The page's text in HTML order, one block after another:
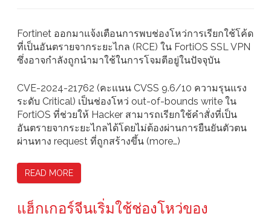
Fortinet ออกมาแจ้งเตือนการพบช่องโหว่การเรียกใช้โค้ด
ที่เป็นอันตรายจากระยะไกล (RCE) ใน FortiOS SSL VPN
ซึ่งอาจกำลังถูกนำมาใช้ในการโจมตีอยู่ในปัจจุบัน
CVE-2024-21762 (คะแนน CVSS 9.6/10 ความรุนแรง
ระดับ Critical) เป็นช่องโหว่ out-of-bounds write ใน
FortiOS ที่ช่วยให้ Hacker สามารถเรียกใช้คำสั่งที่เป็น
อันตรายจากระยะไกลได้โดยไม่ต้องผ่านการยืนยันตัวตน
ผ่านทาง request ที่ถูกสร้างขึ้น (more…)
READ MORE
แฮ็กเกอร์จีนเริ่มใช้ช่องโหว่ของ